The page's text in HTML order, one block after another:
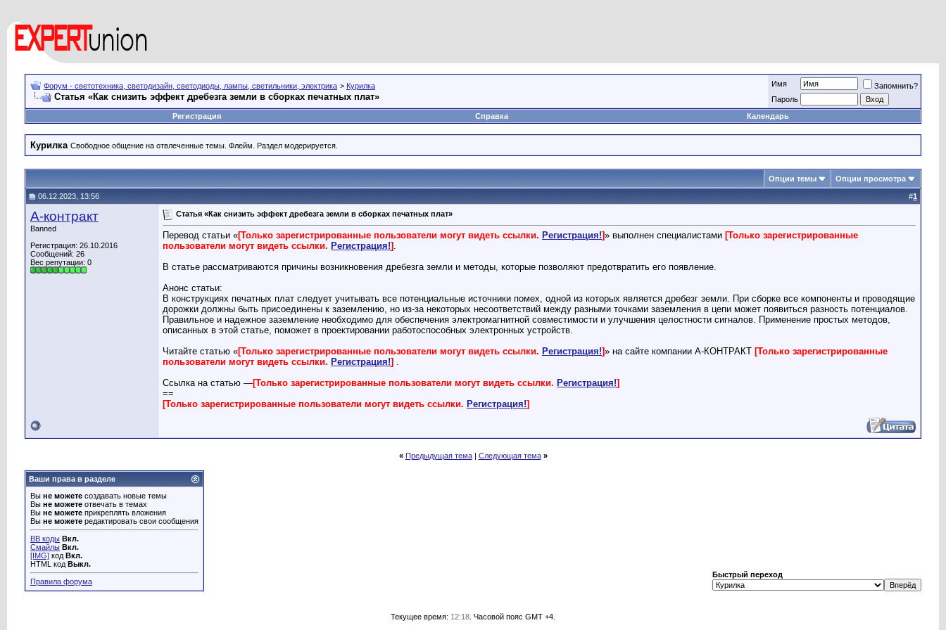
Форум - светотехника, светодизайн, светодиоды, лампы, светильники, электрика > Курилка
Статья «Как снизить эффект дребезга земли в сборках печатных плат»
Имя
Запомнить?
Пароль
Регистрация
Справка Календарь
Курилка Свободное общение на отвлеченные темы. Флейм. Раздел модерируется.
Опции темы Опции просмотра
06.12.2023, 13:56 #1
А-контракт
Banned
Регистрация: 26.10.2016
Сообщений: 26
Вес репутации: 0
Статья «Как снизить эффект дребезга земли в сборках печатных плат»
Перевод статьи «[Только зарегистрированные пользователи могут видеть ссылки. Регистрация!]» выполнен специалистами [Только зарегистрированные
пользователи могут видеть ссылки. Регистрация!] .
В статье рассматриваются причины возникновения дребезга земли и методы, которые позволяют предотвратить его появление.
Анонс статьи:
В конструкциях печатных плат следует учитывать все потенциальные источники помех, одной из которых является дребезг земли. При сборке все компоненты и проводящие
дорожки должны быть присоединены к заземлению, но из-за некоторых несоответствий между разными точками заземления в цепи может появиться разность потенциалов.
Правильное и надежное заземление необходимо для обеспечения электромагнитной совместимости и улучшения целостности сигналов. Применение простых методов,
описанных в этой статье, поможет в проектировании работоспособных электронных устройств.
Читайте статью «[Только зарегистрированные пользователи могут видеть ссылки. Регистрация!]» на сайте компании А-КОНТРАКТ [Только зарегистрированные
пользователи могут видеть ссылки. Регистрация!] .
Ссылка на статью —[Только зарегистрированные пользователи могут видеть ссылки. Регистрация!]
==
[Только зарегистрированные пользователи могут видеть ссылки. Регистрация!]
« Предыдущая тема| Следующая тема »
Ваши права в разделе
Вы не можете создавать новые темы
Вы не можете отвечать в темах
Вы не можете прикреплять вложения
Вы не можете редактировать свои сообщения
BB коды Вкл.
Смайлы Вкл.
[IMG] код Вкл.
HTML код Выкл.
Правила форума
Быстрый переход
Текущее время: 12:18 . Часовой пояс GMT +4.